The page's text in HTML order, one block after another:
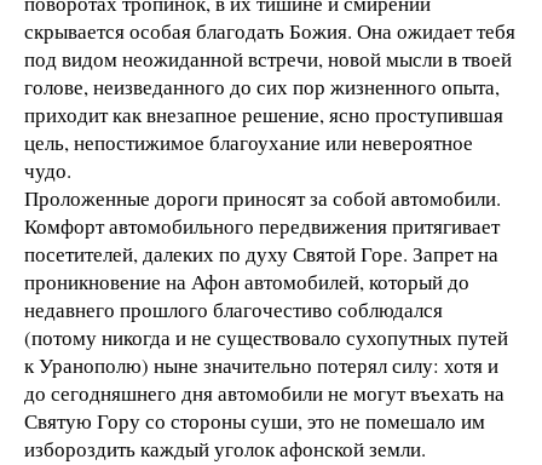
скрывается особая благодать Божия. Она ожидает тебя
под видом неожиданной встречи, новой мысли в твоей
голове, неизведанного до сих пор жизненного опыта,
приходит как внезапное решение, ясно проступившая
цель, непостижимое благоухание или невероятное
чудо.
Проложенные дороги приносят за собой автомобили.
Комфорт автомобильного передвижения притягивает
посетителей, далеких по духу Святой Горе. Запрет на
проникновение на Афон автомобилей, который до
недавнего прошлого благочестиво соблюдался
(потому никогда и не существовало сухопутных путей
к Уранополю) ныне значительно потерял силу: хотя и
до сегодняшнего дня автомобили не могут въехать на
Святую Гору со стороны суши, это не помешало им
избороздить каждый уголок афонской земли.